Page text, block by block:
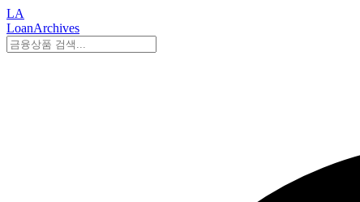
LA
LoanArchives